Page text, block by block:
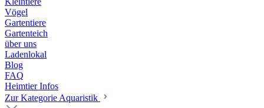
Vögel
Gartentiere
Gartenteich
über uns
Ladenlokal
Blog
FAQ
Heimtier Infos
Zur Kategorie Aquaristik